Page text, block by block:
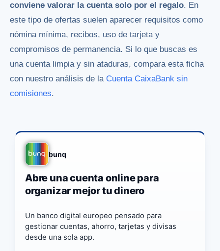
conviene valorar la cuenta solo por el regalo. En
este tipo de ofertas suelen aparecer requisitos como
nómina mínima, recibos, uso de tarjeta y
compromisos de permanencia. Si lo que buscas es
una cuenta limpia y sin ataduras, compara esta ficha
con nuestro análisis de la Cuenta CaixaBank sin
comisiones.
bunq
Abre una cuenta online para
organizar mejor tu dinero
Un banco digital europeo pensado para
gestionar cuentas, ahorro, tarjetas y divisas
desde una sola app.